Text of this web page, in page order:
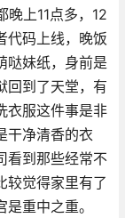
晚上11点多，12
代码上线，晚饭
哒妹纸，身前是
回到了天堂，有
衣服这件事是非
干净清香的衣
看到那些经常不
较觉得家里有了
重中之重。